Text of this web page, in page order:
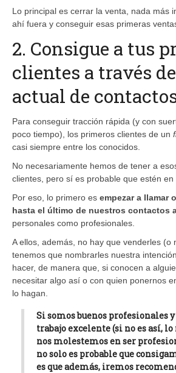
Lo principal es cerrar la venta, nada más
ahí fuera y conseguir esas primeras
2. Consigue a tus
clientes a través
actual de
Para conseguir tracción rápida (y con
poco tiempo), los primeros clientes de un
casi siempre entre los conocidos.
No necesariamente hemos de tener a
clientes, pero sí es probable que estén en
Por eso, lo primero es empezar a llamar
hasta el último de nuestros contactos
personales como profesionales.
A ellos, además, no hay que venderles (o
tenemos que nombrarles nuestra
hacer, de manera que, si conocen a
necesitar algo así o con quien ponernos
lo hagan.
Si somos buenos profesionales
trabajo excelente (si no es así,
nos molestemos en ser
no solo es probable que
es que además, iremos